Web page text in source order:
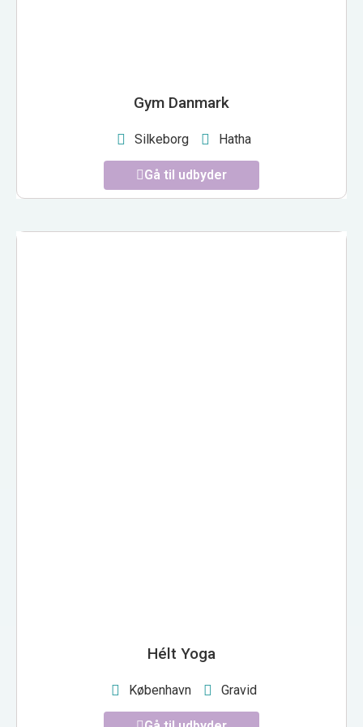
Gym Danmark
Silkeborg Hatha
Gå til udbyder
Hélt Yoga
København Gravid